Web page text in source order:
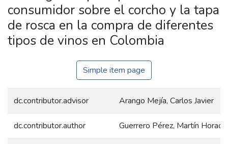
consumidor sobre el corcho y la tapa
de rosca en la compra de diferentes
tipos de vinos en Colombia
Simple item page
dc.contributor.advisor Arango Mejía, Carlos Javier
dc.contributor.author Guerrero Pérez, Martín Horacio